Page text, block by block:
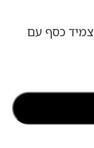
Thomas Sabo A2147-682-11 צמיד כסף עם